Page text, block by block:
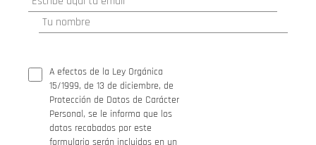
A efectos de la Ley Orgánica
15/1999, de 13 de diciembre, de
Protección de Datos de Carácter
Personal, se le informa que los
datos recabados por este
formulario serán incluidos en un